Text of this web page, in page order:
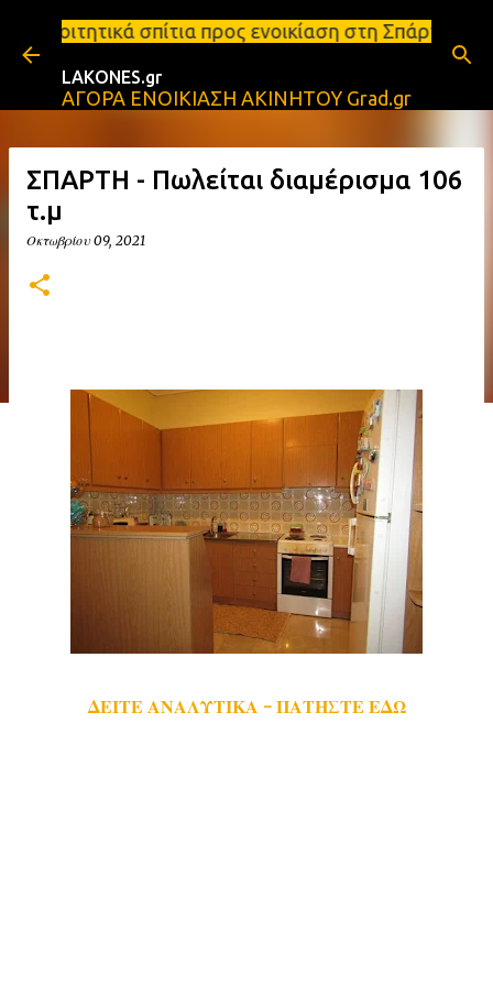
Μετάβαση στο κύριο περιεχόμενο
προς ενοικίαση στη Σπάρτη Ενοικιάσεις
LAKONES.gr
ΑΓΟΡΑ ΕΝΟΙΚΙΑΣΗ ΑΚΙΝΗΤΟΥ Grad.gr
ΣΠΑΡΤΗ - Πωλείται διαμέρισμα 106
τ.μ
Οκτωβρίου 09, 2021
ΔΕΙΤΕ ΑΝΑΛΥΤΙΚΑ - ΠΑΤΗΣΤΕ ΕΔΩ